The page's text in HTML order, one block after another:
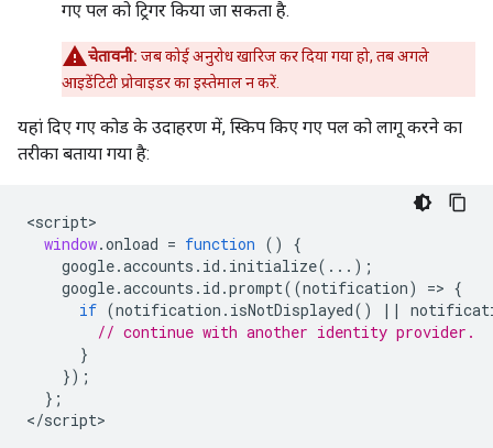
गए पल को ट्रिगर किया जा सकता है.
चेतावनी: जब कोई अनुरोध खारिज कर दिया गया हो, तब अगले
आइडेंटिटी प्रोवाइडर का इस्तेमाल न करें.
यहां दिए गए कोड के उदाहरण में, स्किप किए गए पल को लागू करने का
तरीका बताया गया है:
<script
window.onload = function ()
{
google.accounts . id . initialize(...);
google.accounts . id .prompt((notification) => {
if (notification . isNotDisplayed() ||
// continue with another identity provider.
}
});
};
</script